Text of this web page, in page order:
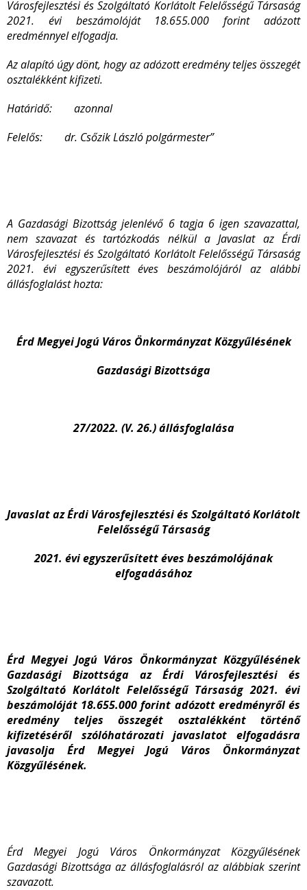
Városfejlesztési és Szolgáltató Korlátolt Felelősségű Társaság
2021. évi beszámolóját 18.655.000 forint adózott
eredménnyel elfogadja.
Az alapító úgy dönt, hogy az adózott eredmény teljes összegét
osztalékként kifizeti.
Határidő: azonnal
Felelős: dr. Csőzik László polgármester”
A Gazdasági Bizottság jelenlévő 6 tagja6igen szavazattal,
nem szavazat és tartózkodás nélkül a Javaslat az Érdi
Városfejlesztési és Szolgáltató Korlátolt Felelősségű Társaság
2021. évi egyszerűsített éves beszámolójáról az alábbi
állásfoglalást hozta:
Érd Megyei Jogú Város Önkormányzat Közgyűlésének
Gazdasági Bizottsága
27/2022. (V. 26.) állásfoglalása
Javaslat az Érdi Városfejlesztési és Szolgáltató Korlátolt
Felelősségű Társaság
2021. évi egyszerűsített éves beszámolójának
elfogadásához
Érd Megyei Jogú Város Önkormányzat Közgyűlésének
Gazdasági Bizottsága az Érdi Városfejlesztési és
Szolgáltató Korlátolt Felelősségű Társaság 2021. évi
beszámolóját 18.655.000 forint adózott eredményről és
eredmény teljes összegét osztalékként történő
kifizetéséről szólóhatározati javaslatot elfogadásra
javasolja Érd Megyei Jogú Város Önkormányzat
Közgyűlésének.
Érd Megyei Jogú Város Önkormányzat Közgyűlésének
Gazdasági Bizottsága az állásfoglalásról az alábbiak szerint
szavazott.